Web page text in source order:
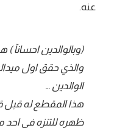
عنه.
(وبالوالدين احسانآ )
والذي حقق اول
الوالدين …
هذا المقطع له قبل
ظهره للتنزه في